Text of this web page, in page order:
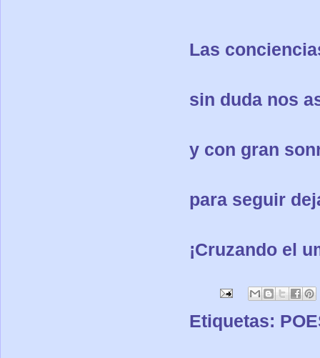
Las
sin duda nos
y con gran
para seguir
¡Cruzando el
Etiquetas: